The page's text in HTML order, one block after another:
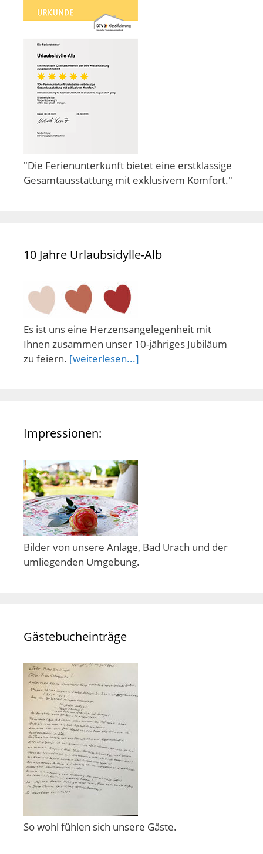
"Die Ferienunterkunft bietet eine erstklassige
Gesamtausstattung mit exklusivem Komfort."
10 Jahre Urlaubsidylle-Alb
Es ist uns eine Herzensangelegenheit mit
Ihnen zusammen unser 10-jähriges Jubiläum
zu feiern. [weiterlesen...]
Impressionen:
Bilder von unsere Anlage, Bad Urach und der
umliegenden Umgebung.
Gästebucheinträge
So wohl fühlen sich unsere Gäste.